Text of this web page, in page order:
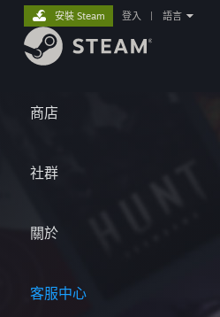
商店
社群
關於
客服中心
安裝 Steam 登入 語言